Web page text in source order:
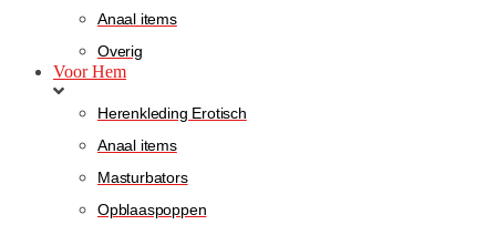
Anaal items
Overig
Voor Hem
Herenkleding Erotisch
Anaal items
Masturbators
Opblaaspoppen